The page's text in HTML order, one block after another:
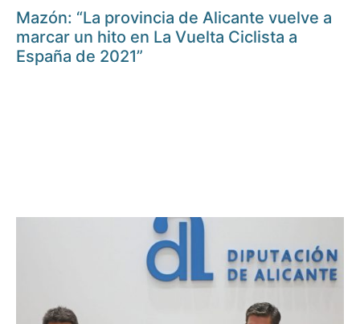
Mazón: “La provincia de Alicante vuelve a
marcar un hito en La Vuelta Ciclista a
España de 2021”